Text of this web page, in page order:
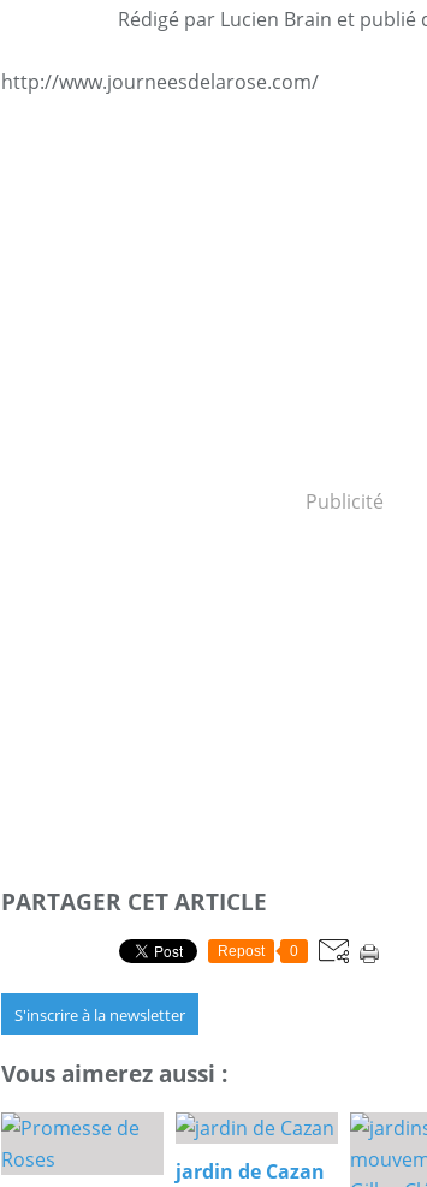
Rédigé par Lucien Brain et publié
http://www.journeesdelarose.com/
Publicité
PARTAGER CET ARTICLE
Repost 0
S'inscrire à la newsletter
Vous aimerez aussi :
jardin de Cazan